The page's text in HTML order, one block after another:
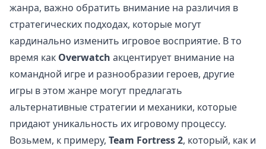
жанра, важно обратить внимание на различия в
стратегических подходах, которые могут
кардинально изменить игровое восприятие. В то
время как Overwatch акцентирует внимание на
командной игре и разнообразии героев, другие
игры в этом жанре могут предлагать
альтернативные стратегии и механики, которые
придают уникальность их игровому процессу.
Возьмем, к примеру, Team Fortress 2, который, как и